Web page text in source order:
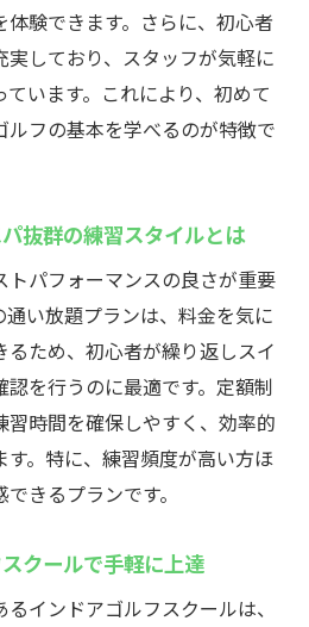
で気軽にゴルフデビューし
アゴルフで練習し放題
通えるインドアゴルフスク
で効率的なゴルフ練習を実
いつでも安心して利用可能
フスクールで夜間や早朝の練
で思い立った時にすぐ練習
ない継続的な練習が叶う
スクールの丁寧なレッスン
験できます。さらに、初心者
しており、スタッフが気軽に
います。これにより、初めて
フの基本を学べるのが特徴で
抜群の練習スタイルとは
パフォーマンスの良さが重要
い放題プランは、料金を気に
ため、初心者が繰り返しスイ
を行うのに最適です。定額制
時間を確保しやすく、効率的
す。特に、練習頻度が高い方ほ
きるプランです。
クールで手軽に上達
インドアゴルフスクールは、